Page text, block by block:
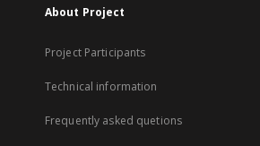
About Project
Project Participants
Technical information
Frequently asked quetions